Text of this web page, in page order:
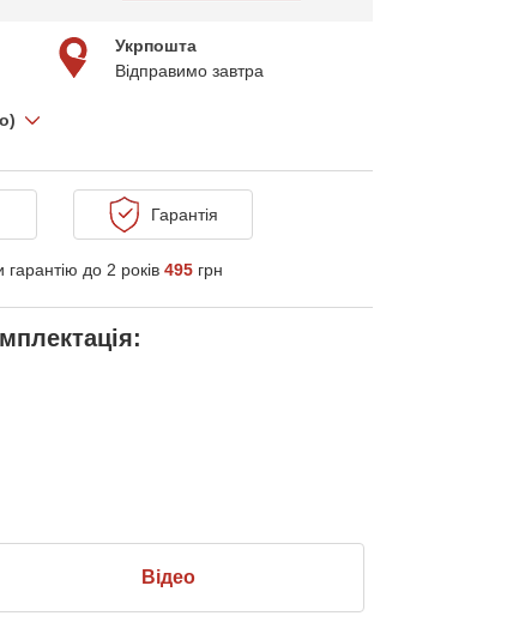
Укрпошта
Відправимо завтра
Гарантія
гарантію до 2 років 495 грн
Відео